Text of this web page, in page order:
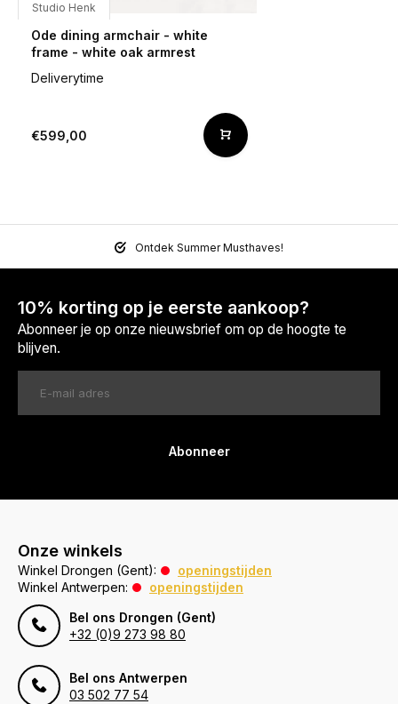
Studio Henk
Ode dining armchair - white
frame - white oak armrest
Deliverytime
€599,00
Ontdek Summer Musthaves!
10% korting op je eerste aankoop?
Abonneer je op onze nieuwsbrief om op de hoogte te
blijven.
Abonneer
Onze winkels
Winkel Drongen (Gent):
openingstijden
Winkel Antwerpen:
openingstijden
Bel ons Drongen (Gent)
+32 (0)9 273 98 80
Bel ons Antwerpen
03 502 77 54